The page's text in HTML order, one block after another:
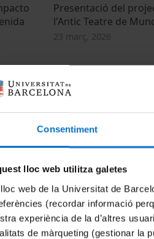
Consentiment
lloc web utilitza galetes
web de la Universitat de
(recordar informació
experiència de la d’altres
de màrqueting (gestionar la
Presentació del
l'Antic Teatre de
23 març, 2026
perills
En què consisteix el
catàstrofe?
21 gener, 2026